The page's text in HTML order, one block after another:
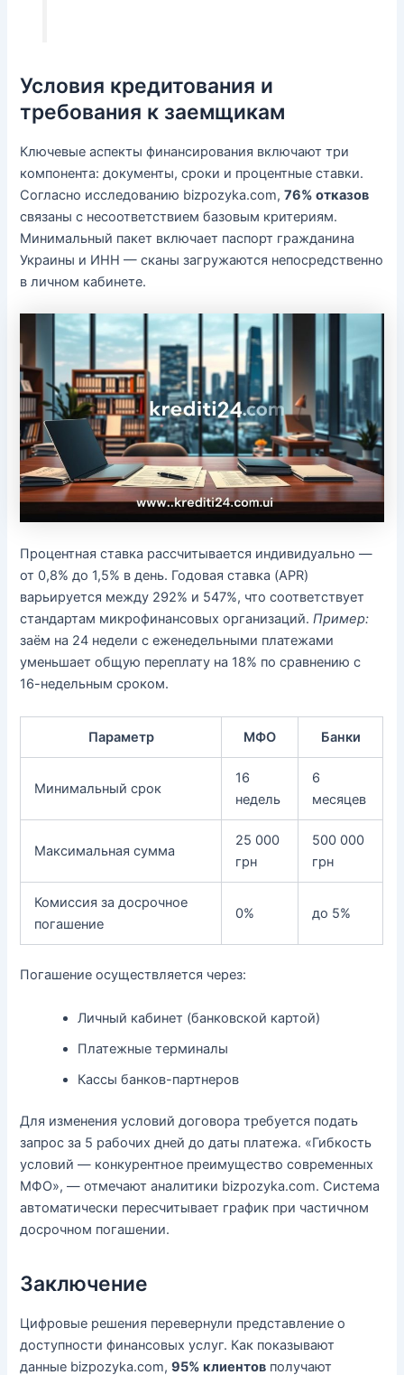
Условия кредитования и
требования к заемщикам
Ключевые аспекты финансирования включают три
компонента: документы, сроки и процентные ставки.
Согласно исследованию bizpozyka.com,76% отказов
связаны с несоответствием базовым критериям.
Минимальный пакет включает паспорт гражданина
Украины и ИНН — сканы загружаются непосредственно
в личном кабинете.
Процентная ставка рассчитывается индивидуально —
от 0,8% до 1,5% в день. Годовая ставка (APR)
варьируется между 292% и 547%, что соответствует
стандартам микрофинансовых организаций.Пример:
заём на 24 недели с еженедельными платежами
уменьшает общую переплату на 18% по сравнению с
16-недельным сроком.
Параметр МФО Банки
Минимальный срок
16
недель
6
месяцев
Максимальная сумма
25 000
грн
500 000
грн
Комиссия за досрочное
погашение
0% до 5%
Погашение осуществляется через:
Личный кабинет (банковской картой)
Платежные терминалы
Кассы банков-партнеров
Для изменения условий договора требуется подать
запрос за 5 рабочих дней до даты платежа. «Гибкость
условий — конкурентное преимущество современных
МФО», — отмечают аналитики bizpozyka.com. Система
автоматически пересчитывает график при частичном
досрочном погашении.
Заключение
Цифровые решения перевернули представление о
доступности финансовых услуг. Как показывают
данные bizpozyka.com,95% клиентов получают